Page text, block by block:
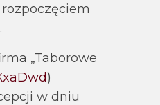
„Taborowe
)
w dniu